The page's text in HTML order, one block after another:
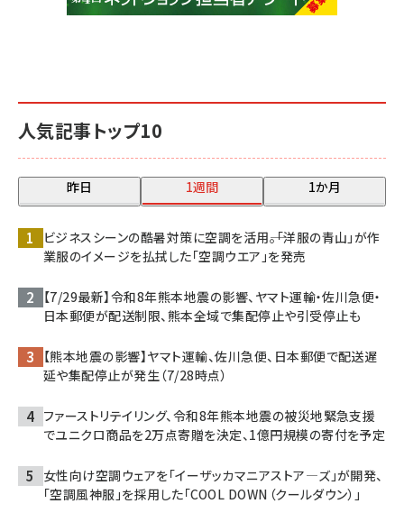
人気記事トップ10
昨日 1週間 1か月
ビジネスシーンの酷暑対策に空調を活用――。「洋服の青山」が作
業服のイメージを払拭した「空調ウエア」を発売
【7/29最新】令和8年熊本地震の影響、ヤマト運輸・佐川急便・
日本郵便が配送制限、熊本全域で集配停止や引受停止も
【熊本地震の影響】ヤマト運輸、佐川急便、日本郵便で配送遅
延や集配停止が発生（7/28時点）
ファーストリテイリング、令和8年熊本地震の被災地緊急支援
でユニクロ商品を2万点寄贈を決定、1億円規模の寄付を予定
女性向け空調ウェアを「イーザッカマニアストア―ズ」が開発、
「空調風神服」を採用した「COOL DOWN（クールダウン）」